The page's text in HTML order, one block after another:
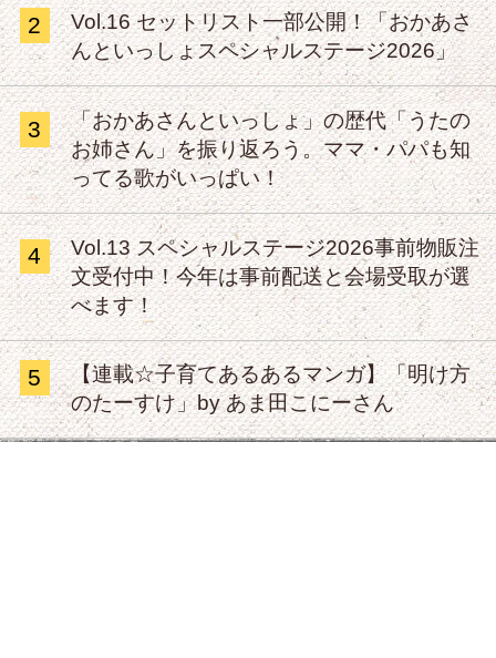
2
Vol.16 セットリスト一部公開！「おかあさ
んといっしょスペシャルステージ2026」
3
「おかあさんといっしょ」の歴代「うたの
お姉さん」を振り返ろう。ママ・パパも知
ってる歌がいっぱい！
4
Vol.13 スペシャルステージ2026事前物販注
文受付中！今年は事前配送と会場受取が選
べます！
5
【連載☆子育てあるあるマンガ】「明け方
のたーすけ」by あま田こにーさん